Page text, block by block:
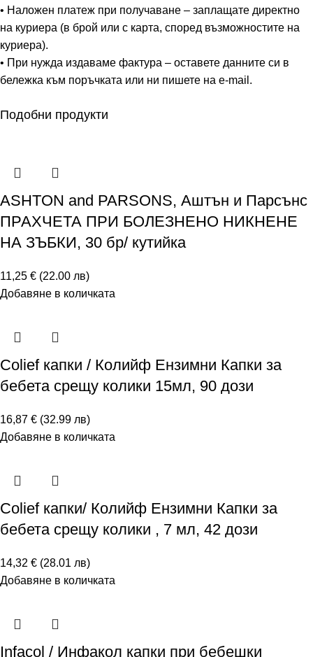
сулфат, рибофлавин, витамин К (витамин
К1), манганов сулфат, фолиева киселина
(като птероилмоноглутаминова киселина и
калциев-L-метилфолат), калиев йодид,
Обвивка на капсулата: Фармацевтичен желатин (халал
лимоново масло.
• Наложен платеж при получаване – заплащате директно
на куриера (в брой или с карта, според възможностите на
куриера).
• При нужда издаваме фактура – оставете данните си в
бележка към поръчката или ни пишете на e-mail.
Подобни продукти
ASHTON and PARSONS, Аштън и Парсънс
ПРАХЧЕТА ПРИ БОЛЕЗНЕНО НИКНЕНЕ
НА ЗЪБКИ, 30 бр/ кутийка
11,25 € (22.00 лв)
Добавяне в количката
Colief капки / Колийф Ензимни Капки за
бебета срещу колики 15мл, 90 дози
16,87 € (32.99 лв)
Добавяне в количката
Colief капки/ Колийф Ензимни Капки за
бебета срещу колики , 7 мл, 42 дози
14,32 € (28.01 лв)
Добавяне в количката
Infacol / Инфакол капки при бебешки